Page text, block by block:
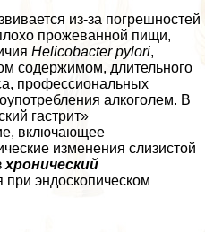
из-за погрешностей
прожеванной пищи,
Helicobacter pylori,
содержимом, длительного
профессиональных
алкоголем. В
гастрит»
включающее
изменения слизистой
хронический
при эндоскопическом